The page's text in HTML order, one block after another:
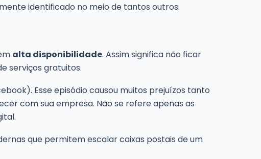
identificado no meio de tantos outros.
alta disponibilidade. Assim significa não ficar
serviços gratuitos.
Esse episódio causou muitos prejuízos tanto
com sua empresa. Não se refere apenas as
que permitem escalar caixas postais de um